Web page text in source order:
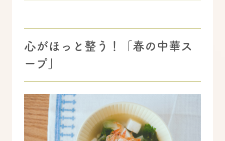
心がほっと整う！「春の中華ス
ープ」